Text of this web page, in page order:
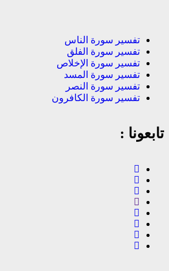
تفسير سورة الناس
تفسير سورة الفلق
تفسير سورة الإخلاص
تفسير سورة المسد
تفسير سورة النصر
تفسير سورة الكافرون
تابعونا :